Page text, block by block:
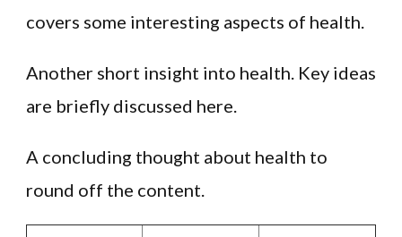
covers some interesting aspects of health.
Another short insight into health. Key ideas
are briefly discussed here.
A concluding thought about health to
round off the content.